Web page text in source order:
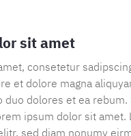
sit amet
consetetur
et dolore magna
duo dolores et ea
ipsum dolor sit
sed diam nonumy